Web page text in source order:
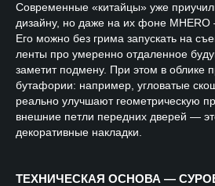
Современные «китайцы» уже
дизайну, но даже на их фоне MHERO
Его можно без грима запускать на
ленты про умеренно отдаленное
заметит подмену. При этом в облике
бутафории: например, угловатые
реально улучшают геометрическую
внешние петли передних дверей —
декоративные накладки.
ТЕХНИЧЕСКАЯ ОСНОВА —